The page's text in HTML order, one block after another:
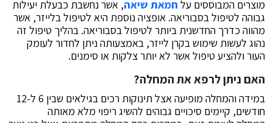
מוצרים המבוססים על חמאת שיאה, אשר נחשבת כבעלת יעילות
גבוהה לטיפול בסבוריאה. אופציה נוספת היא לטיפול בלייזר, אשר
מהווה כדרך החדשנית ביותר לטיפול בסבוריאה. בהליך טיפול זה
נהוג לעשות שימוש בקרן לייזר, באמצעותה ניתן לחדור לעומק
העור ולהציע טיפול אשר לא יותר צלקות או סימנים.
האם ניתן לרפא את המחלה?
במידה והמחלה מופיעה אצל תינוקות רכים בגילאים שבין 6 ל-12
חודשים, קיימים סיכויים גבוהים להשיג ריפוי מלא מאותה